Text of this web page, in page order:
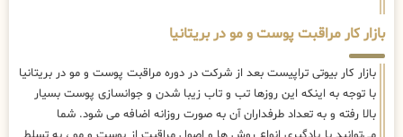
بازار کار مراقبت پوست و مو در بریتانیا
بازار کار بیوتی تراپیست بعد از شرکت در دوره مراقبت پوست و مو در بریتانیا
با توجه به اینکه این روزها تب و تاب زیبا شدن و جوانسازی پوست بسیار
بالا رفته و به تعداد طرفداران آن به صورت روزانه اضافه می شود. شما